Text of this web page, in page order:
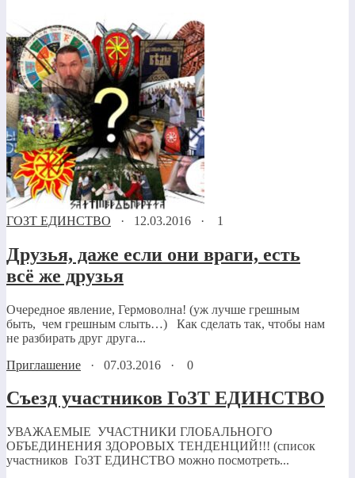
ГОЗТ ЕДИНСТВО · 12.03.2016 · 1
Друзья, даже если они враги, есть
всё же друзья
Очередное явление, Гермоволна! (уж лучше грешным
быть, чем грешным слыть…) Как сделать так, чтобы нам
не разбирать друг друга...
Приглашение · 07.03.2016 · 0
Съезд участников ГоЗТ ЕДИНСТВО
УВАЖАЕМЫЕ УЧАСТНИКИ ГЛОБАЛЬНОГО
ОБЪЕДИНЕНИЯ ЗДОРОВЫХ ТЕНДЕНЦИЙ!!! (список
участников ГоЗТ ЕДИНСТВО можно посмотреть...